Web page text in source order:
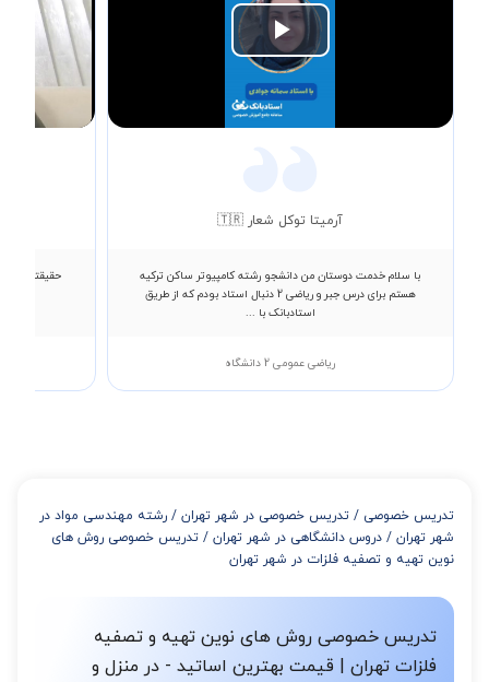
Play
Video
آرمیتا توکل شعار 🇹🇷
با سلام خدمت دوستان من دانشجو رشته کامپیوتر ساکن ترکیه
هستم برای درس جبر و ریاضی 2 دنبال استاد بودم که از طریق
استادبانک با ...
ریاضی عمومی 2 دانشگاه
حقیقتا از
تدریس خصوصی / تدریس خصوصی در شهر تهران / رشته مهندسی مواد در
شهر تهران / دروس دانشگاهی در شهر تهران / تدریس خصوصی روش های
نوین تهیه و تصفیه فلزات در شهر تهران
تدریس خصوصی روش های نوین تهیه و تصفیه
فلزات تهران | قیمت بهترین اساتید - در منزل و